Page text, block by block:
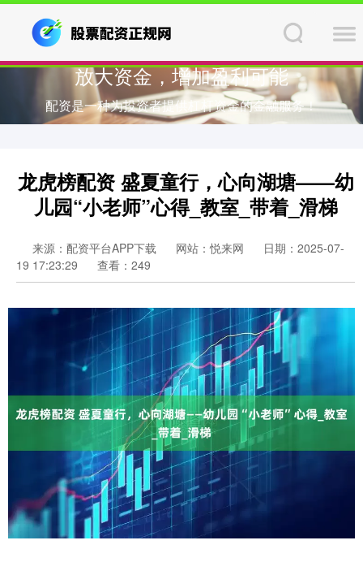
放大资金，增加盈利可能
配资是一种为投资者提供杠杆资金的金融服务！
龙虎榜配资 盛夏童行，心向湖塘——幼
儿园“小老师”心得_教室_带着_滑梯
来源：配资平台APP下载 网站：悦来网
日期：2025-07-
19 17:23:29
查看：249